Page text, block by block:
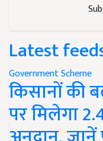
Latest
Government Scheme
किसानों की
पर मिलेगा